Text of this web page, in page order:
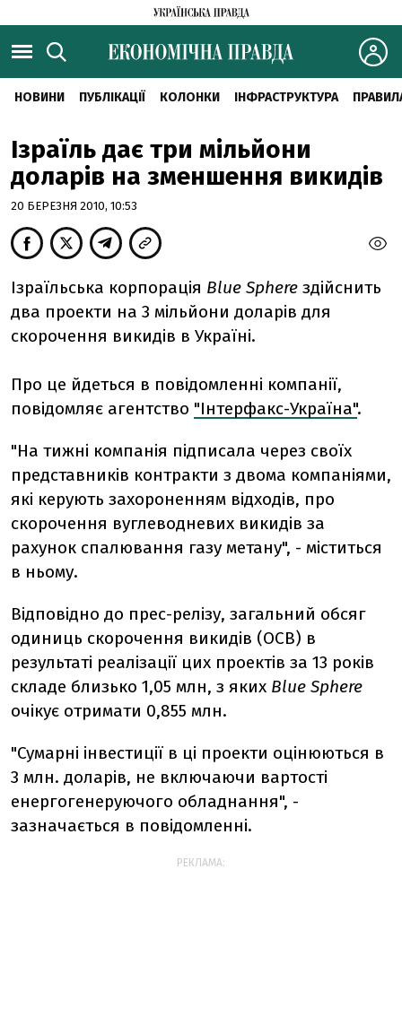
НОВИНИ ПУБЛІКАЦІЇ КОЛОНКИ ІНФРАСТРУКТУРА
Ізраїль дає три мільйони
доларів на зменшення викидів
20 БЕРЕЗНЯ 2010, 10:53
Ізраїльська корпорація Blue Sphere здійснить
два проекти на 3 мільйони доларів для
скорочення викидів в Україні.
Про це йдеться в повідомленні компанії,
повідомляє агентство "Інтерфакс-Україна".
"На тижні компанія підписала через своїх
представників контракти з двома компаніями,
які керують захороненням відходів, про
скорочення вуглеводневих викидів за
рахунок спалювання газу метану", - міститься
в ньому.
Відповідно до прес-релізу, загальний обсяг
одиниць скорочення викидів (ОСВ) в
результаті реалізації цих проектів за 13 років
складе близько 1,05 млн, з яких Blue Sphere
очікує отримати 0,855 млн.
"Сумарні інвестиції в ці проекти оцінюються в
3 млн. доларів, не включаючи вартості
енергогенеруючого обладнання", -
зазначається в повідомленні.
РЕКЛАМА: